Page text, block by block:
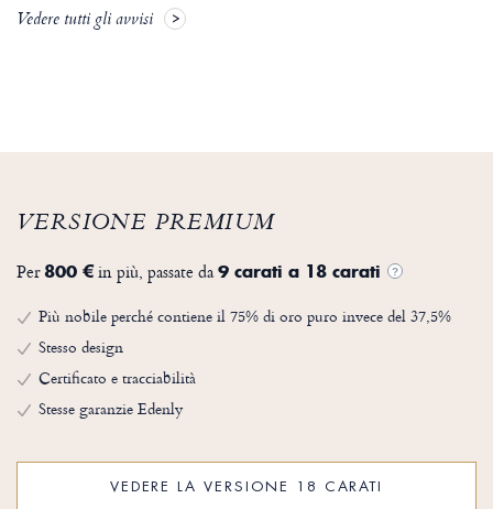
Vedere tutti gli avvisi
VERSIONE PREMIUM
Per800 €in più, passate da9 carati a 18 carati ?
Più nobile perché contiene il 75% di oro puro invece del 37,5%
Stesso design
Certificato e tracciabilità
Stesse garanzie Edenly
VEDERE LA VERSIONE 18 CARATI